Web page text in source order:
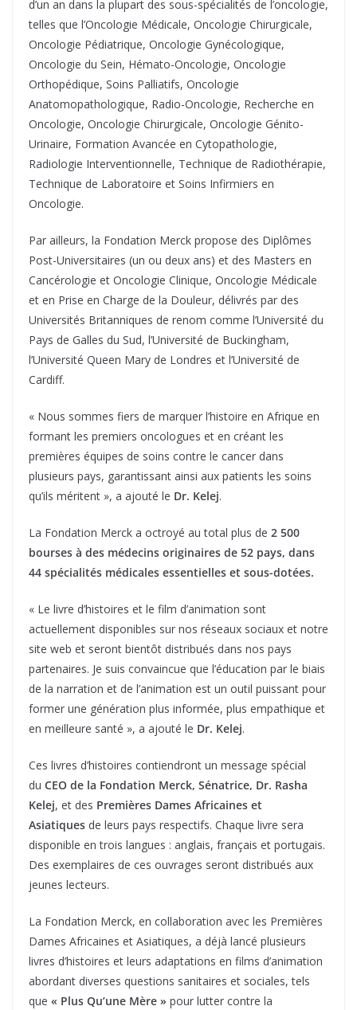
d’un an dans la plupart des sous-spécialités de l’oncologie,
telles que l’Oncologie Médicale, Oncologie Chirurgicale,
Oncologie Pédiatrique, Oncologie Gynécologique,
Oncologie du Sein, Hémato-Oncologie, Oncologie
Orthopédique, Soins Palliatifs, Oncologie
Anatomopathologique, Radio-Oncologie, Recherche en
Oncologie, Oncologie Chirurgicale, Oncologie Génito-
Urinaire, Formation Avancée en Cytopathologie,
Radiologie Interventionnelle, Technique de Radiothérapie,
Technique de Laboratoire et Soins Infirmiers en
Oncologie.
Par ailleurs, la Fondation Merck propose des Diplômes
Post-Universitaires (un ou deux ans) et des Masters en
Cancérologie et Oncologie Clinique, Oncologie Médicale
et en Prise en Charge de la Douleur, délivrés par des
Universités Britanniques de renom comme l’Université du
Pays de Galles du Sud, l’Université de Buckingham,
l’Université Queen Mary de Londres et l’Université de
Cardiff.
« Nous sommes fiers de marquer l’histoire en Afrique en
formant les premiers oncologues et en créant les
premières équipes de soins contre le cancer dans
plusieurs pays, garantissant ainsi aux patients les soins
qu’ils méritent », a ajouté le Dr. Kelej.
La Fondation Merck a octroyé au total plus de 2 500
bourses à des médecins originaires de 52 pays, dans
44 spécialités médicales essentielles et sous-dotées.
« Le livre d’histoires et le film d’animation sont
actuellement disponibles sur nos réseaux sociaux et notre
site web et seront bientôt distribués dans nos pays
partenaires. Je suis convaincue que l’éducation par le biais
de la narration et de l’animation est un outil puissant pour
former une génération plus informée, plus empathique et
en meilleure santé », a ajouté le Dr. Kelej.
Ces livres d’histoires contiendront un message spécial
du CEO de la Fondation Merck, Sénatrice, Dr. Rasha
Kelej, et des Premières Dames Africaines et
Asiatiques de leurs pays respectifs. Chaque livre sera
disponible en trois langues : anglais, français et portugais.
Des exemplaires de ces ouvrages seront distribués aux
jeunes lecteurs.
La Fondation Merck, en collaboration avec les Premières
Dames Africaines et Asiatiques, a déjà lancé plusieurs
livres d’histoires et leurs adaptations en films d’animation
abordant diverses questions sanitaires et sociales, tels
que « Plus Qu’une Mère » pour lutter contre la